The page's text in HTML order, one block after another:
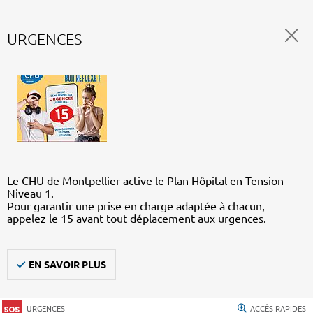
URGENCES
Le CHU de Montpellier active le Plan Hôpital en Tension –
Niveau 1.
Pour garantir une prise en charge adaptée à chacun,
appelez le 15 avant tout déplacement aux urgences.
EN SAVOIR PLUS
URGENCES ACCÈS RAPIDES